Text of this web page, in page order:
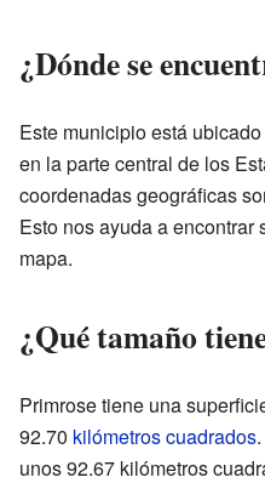
¿Dónde se
Este municipio está
en la parte central de los
coordenadas geográficas
Esto nos ayuda a encontrar
mapa.
¿Qué tamaño
Primrose tiene una
92.70 kilómetros cuadrados
unos 92.67 kilómetros